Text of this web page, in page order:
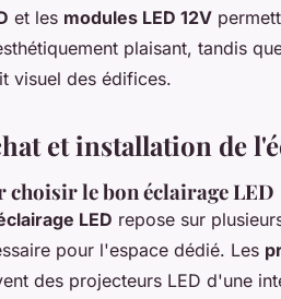
et les modules LED 12V
plaisant, tandis
visuel des édifices.
et installation de
choisir le bon éclairage LED
LED repose sur
pour l'espace dédié. Les
des projecteurs LED d'une